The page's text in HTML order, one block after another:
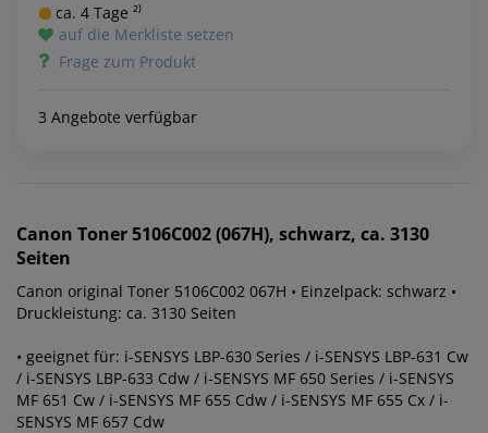
ca. 4 Tage ²⁾
auf die Merkliste setzen
Frage zum Produkt
3 Angebote verfügbar
Canon Toner 5106C002 (067H), schwarz, ca. 3130
Seiten
Canon original Toner 5106C002 067H • Einzelpack: schwarz •
Druckleistung: ca. 3130 Seiten
• geeignet für: i-SENSYS LBP-630 Series / i-SENSYS LBP-631 Cw
/ i-SENSYS LBP-633 Cdw / i-SENSYS MF 650 Series / i-SENSYS
MF 651 Cw / i-SENSYS MF 655 Cdw / i-SENSYS MF 655 Cx / i-
SENSYS MF 657 Cdw